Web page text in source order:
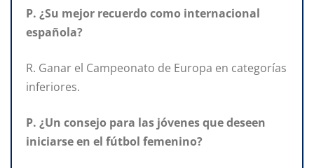
P. ¿Su mejor recuerdo como internacional
española?
R. Ganar el Campeonato de Europa en categorías
inferiores.
P. ¿Un consejo para las jóvenes que deseen
iniciarse en el fútbol femenino?